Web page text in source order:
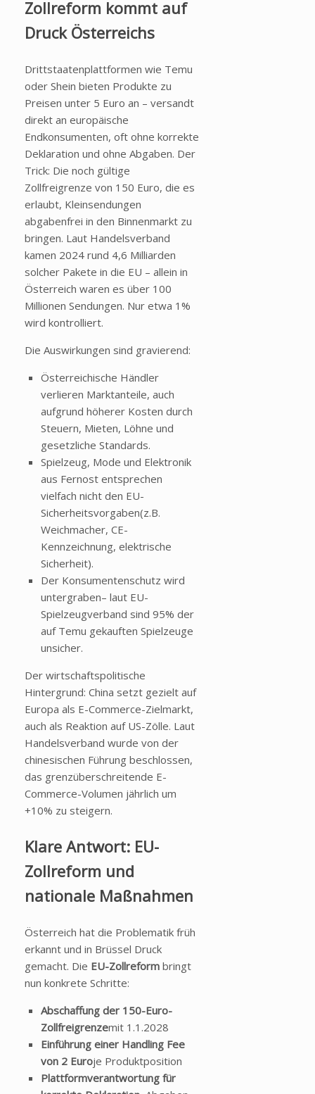
Zollreform kommt auf
Druck Österreichs
Drittstaatenplattformen wie Temu
oder Shein bieten Produkte zu
Preisen unter 5 Euro an – versandt
direkt an europäische
Endkonsumenten, oft ohne korrekte
Deklaration und ohne Abgaben. Der
Trick: Die noch gültige
Zollfreigrenze von 150 Euro, die es
erlaubt, Kleinsendungen
abgabenfrei in den Binnenmarkt zu
bringen. Laut Handelsverband
kamen 2024 rund 4,6 Milliarden
solcher Pakete in die EU – allein in
Österreich waren es über 100
Millionen Sendungen. Nur etwa 1%
wird kontrolliert.
Die Auswirkungen sind gravierend:
Österreichische Händler
verlieren Marktanteile, auch
aufgrund höherer Kosten durch
Steuern, Mieten, Löhne und
gesetzliche Standards.
Spielzeug, Mode und Elektronik
aus Fernost entsprechen
vielfach nicht den EU-
Sicherheitsvorgaben(z.B.
Weichmacher, CE-
Kennzeichnung, elektrische
Sicherheit).
Der Konsumentenschutz wird
untergraben– laut EU-
Spielzeugverband sind 95% der
auf Temu gekauften Spielzeuge
unsicher.
Der wirtschaftspolitische
Hintergrund: China setzt gezielt auf
Europa als E-Commerce-Zielmarkt,
auch als Reaktion auf US-Zölle. Laut
Handelsverband wurde von der
chinesischen Führung beschlossen,
das grenzüberschreitende E-
Commerce-Volumen jährlich um
+10% zu steigern.
Klare Antwort: EU-
Zollreform und
nationale Maßnahmen
Österreich hat die Problematik früh
erkannt und in Brüssel Druck
gemacht. Die EU-Zollreform bringt
nun konkrete Schritte:
Abschaffung der 150-Euro-
Zollfreigrenzemit 1.1.2028
Einführung einer Handling Fee
von 2 Euroje Produktposition
Plattformverantwortung für